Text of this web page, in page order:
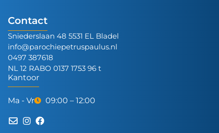
Contact
Sniederslaan 48 5531 EL Bladel
info@parochiepetruspaulus.nl
0497 387618
NL 12 RABO 0137 1753 96 t
Kantoor
Ma - Vr 09:00 – 12:00